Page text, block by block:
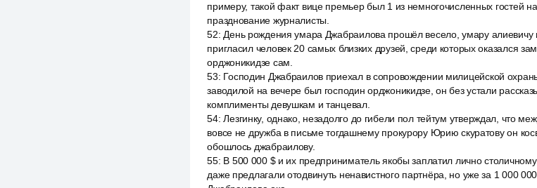
примеру, такой факт вице премьер был 1 из немногочисленных гостей
празднование журналисты.
52: День рождения умара Джабраилова прошёл весело, умару алиевичу
пригласил человек 20 самых близких друзей, среди которых оказался
орджоникидзе сам.
53: Господин Джабраилов приехал в сопровождении милицейской
заводилой на вечере был господин орджоникидзе, он без устали
комплименты девушкам и танцевал.
54:Лезгинку, однако, незадолго до гибели пол тейтум утверждал, что
вовсе не дружба в письме тогдашнему прокурору Юрию скуратову он
обошлось джабраилову.
55: В 500 000 $ и их предприниматель якобы заплатил лично
даже предлагали отодвинуть ненавистного партнёра, но уже за 1 000